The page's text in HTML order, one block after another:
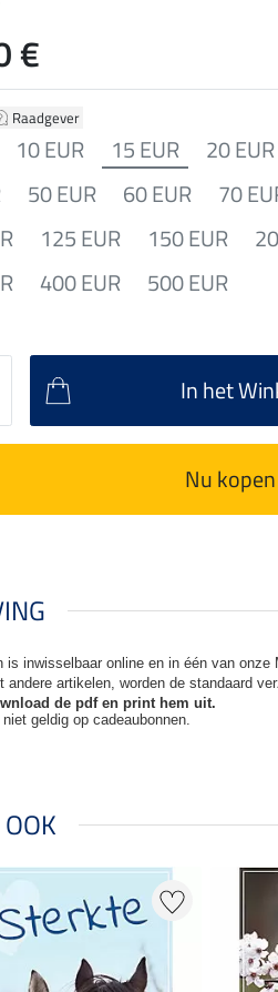
Raadgever
10 EUR 15 EUR 20 EUR
50 EUR 60 EUR 70
125 EUR 150 EUR
400 EUR 500 EUR
€
In het
Nu kopen
is inwisselbaar online en in één van
artikelen, worden de standaard
de pdf en print hem uit.
geldig op cadeaubonnen.